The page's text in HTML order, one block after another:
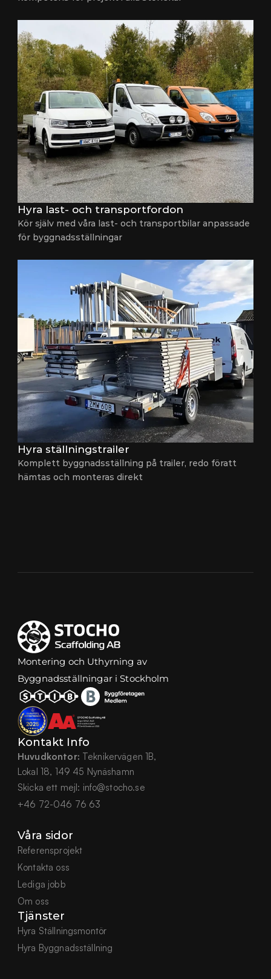
Hyra last- och transportfordon
Kör själv med våra last- och transportbilar anpassade
för byggnadsställningar
Hyra ställningstrailer
Komplett byggnadsställning på trailer, redo föratt
hämtas och monteras direkt
Montering och Uthyrning av
Byggnadsställningar i Stockholm
Kontakt Info
Huvudkontor: Teknikervägen 1B,
Lokal 18, 149 45 Nynäshamn
Skicka ett mejl: info@stocho.se
+46 72-046 76 63
Våra sidor
Referensprojekt
Kontakta oss
Lediga jobb
Om oss
Tjänster
Hyra Ställningsmontör
Hyra Byggnadsställning